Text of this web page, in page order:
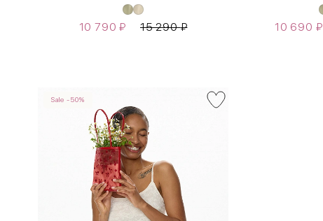
10 790₽ 15 290₽ 10 690 ₽
Sale -50%
40-42